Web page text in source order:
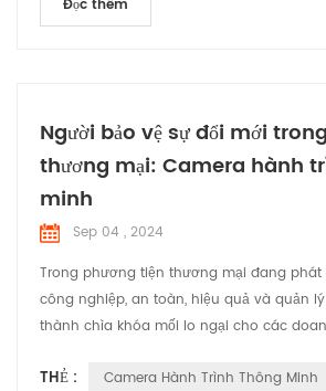
Đọc thêm
Người bảo vệ sự đổi mới
thương mại: Camera hành
minh
Sep 04 , 2024
Trong phương tiện thương mại đang
công nghiệp, an toàn, hiệu quả và quản
thành chìa khóa mối lo ngại cho các
thiếu trợ lý về xe thương mại, cung cấp
THẺ :
Camera Hành Trình Thông Minh